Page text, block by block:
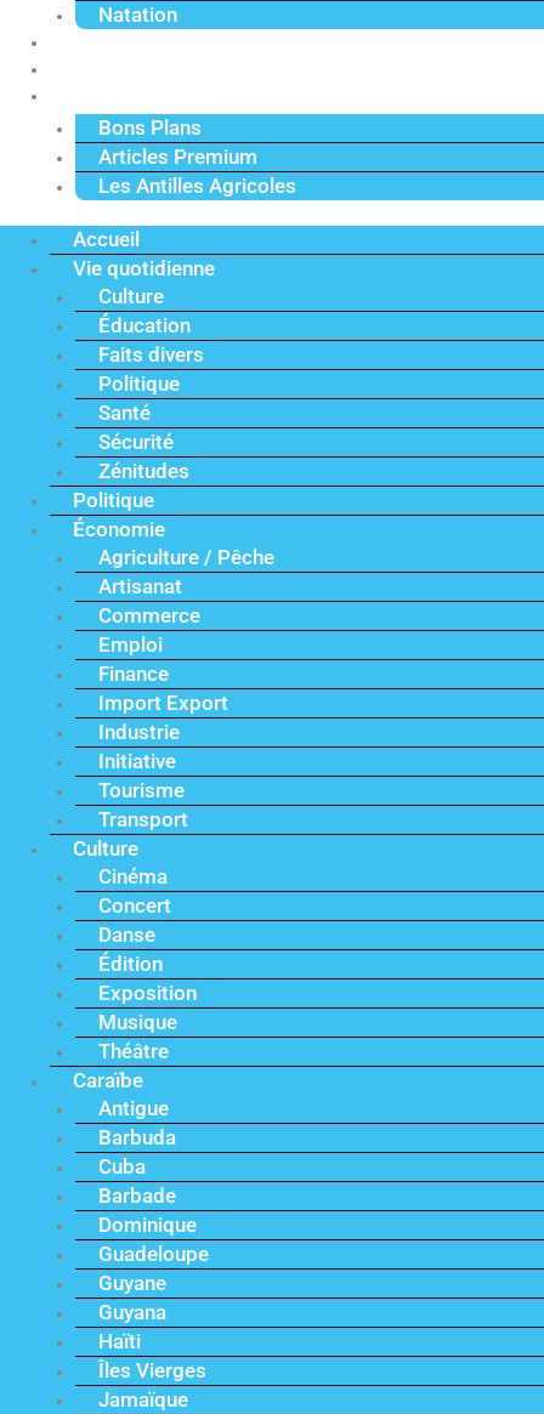
Natation
Bons Plans
Articles Premium
Les Antilles Agricoles
Accueil
Vie quotidienne
Culture
Éducation
Faits divers
Politique
Santé
Sécurité
Zénitudes
Politique
Économie
Agriculture / Pêche
Artisanat
Commerce
Emploi
Finance
Import Export
Industrie
Initiative
Tourisme
Transport
Culture
Cinéma
Concert
Danse
Édition
Exposition
Musique
Théâtre
Caraïbe
Antigue
Barbuda
Cuba
Barbade
Dominique
Guadeloupe
Guyane
Guyana
Haïti
Îles Vierges
Jamaïque